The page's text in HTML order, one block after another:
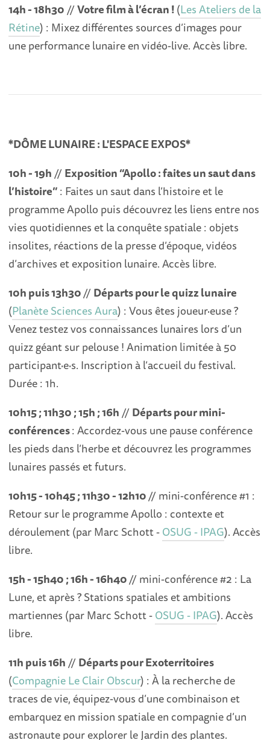
14h - 18h30//Votre film à l’écran !(Les Ateliers de la
Rétine) : Mixez différentes sources d’images pour
une performance lunaire en vidéo-live. Accès libre.
*DÔME LUNAIRE : L'ESPACE EXPOS*
10h - 19h//Exposition “Apollo : faites un saut dans
l’histoire”: Faites un saut dans l’histoire et le
programme Apollo puis découvrez les liens entre nos
vies quotidiennes et la conquête spatiale : objets
insolites, réactions de la presse d’époque, vidéos
d’archives et exposition lunaire. Accès libre.
10h puis 13h30//Départs pour le quizz lunaire
(Planète Sciences Aura) : Vous êtes joueur·euse ?
Venez testez vos connaissances lunaires lors d’un
quizz géant sur pelouse ! Animation limitée à 50
participant·e·s. Inscription à l’accueil du festival.
Durée : 1h.
10h15 ; 11h30 ; 15h ; 16h//Départs pour mini-
conférences: Accordez-vous une pause conférence
les pieds dans l’herbe et découvrez les programmes
lunaires passés et futurs.
10h15 - 10h45 ; 11h30 - 12h10// mini-conférence #1 :
Retour sur le programme Apollo : contexte et
déroulement (par Marc Schott -OSUG - IPAG). Accès
libre.
15h - 15h40 ; 16h - 16h40// mini-conférence #2 : La
Lune, et après ? Stations spatiales et ambitions
martiennes (par Marc Schott -OSUG - IPAG). Accès
libre.
11h puis 16h//Départs pourExoterritoires
(Compagnie Le Clair Obscur) : À la recherche de
traces de vie, équipez-vous d’une combinaison et
embarquez en mission spatiale en compagnie d’un
astronaute pour explorer le Jardin des plantes.